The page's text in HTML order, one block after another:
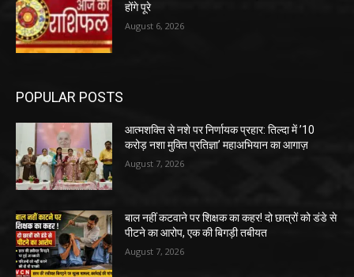
होंगे पूरे
August 6, 2026
POPULAR POSTS
आत्मशक्ति से नशे पर निर्णायक प्रहार: तिल्दा में ’10
करोड़ नशा मुक्ति प्रतिज्ञा’ महाअभियान का आगाज़
August 7, 2026
बाल नहीं कटवाने पर शिक्षक का कहर! दो छात्रों को डंडे से
पीटने का आरोप, एक की बिगड़ी तबीयत
August 7, 2026